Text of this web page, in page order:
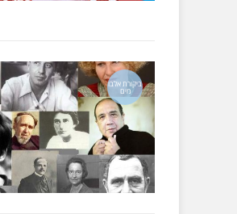
ביקורת אלבו
מים